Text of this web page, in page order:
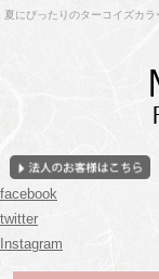
夏にぴったりのターコイズカ
facebook
twitter
Instagram